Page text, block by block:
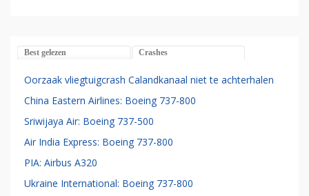
Best gelezen Crashes
Oorzaak vliegtuigcrash Calandkanaal niet te achterhalen
China Eastern Airlines: Boeing 737-800
Sriwijaya Air: Boeing 737-500
Air India Express: Boeing 737-800
PIA: Airbus A320
Ukraine International: Boeing 737-800